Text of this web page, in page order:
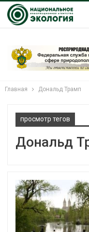
Главная Дональд Трамп
просмотр тегов
Дональд